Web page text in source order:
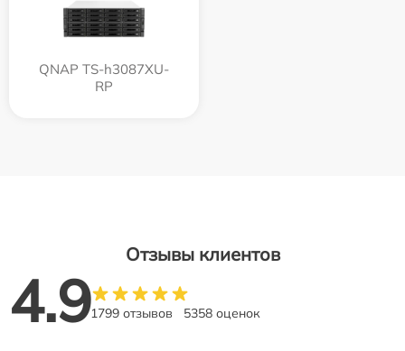
QNAP TS-h3087XU-
RP
Отзывы клиентов
4.91799 отзывов 5358 оценок